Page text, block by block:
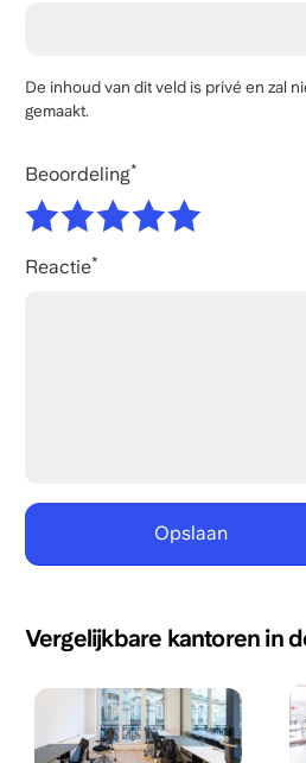
De inhoud van dit veld is privé en zal
gemaakt.
Beoordeling
Reactie
Vergelijkbare kantoren in